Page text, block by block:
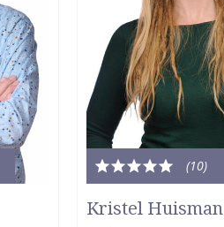
(10)
Totale
waardering:
Kristel Huisman